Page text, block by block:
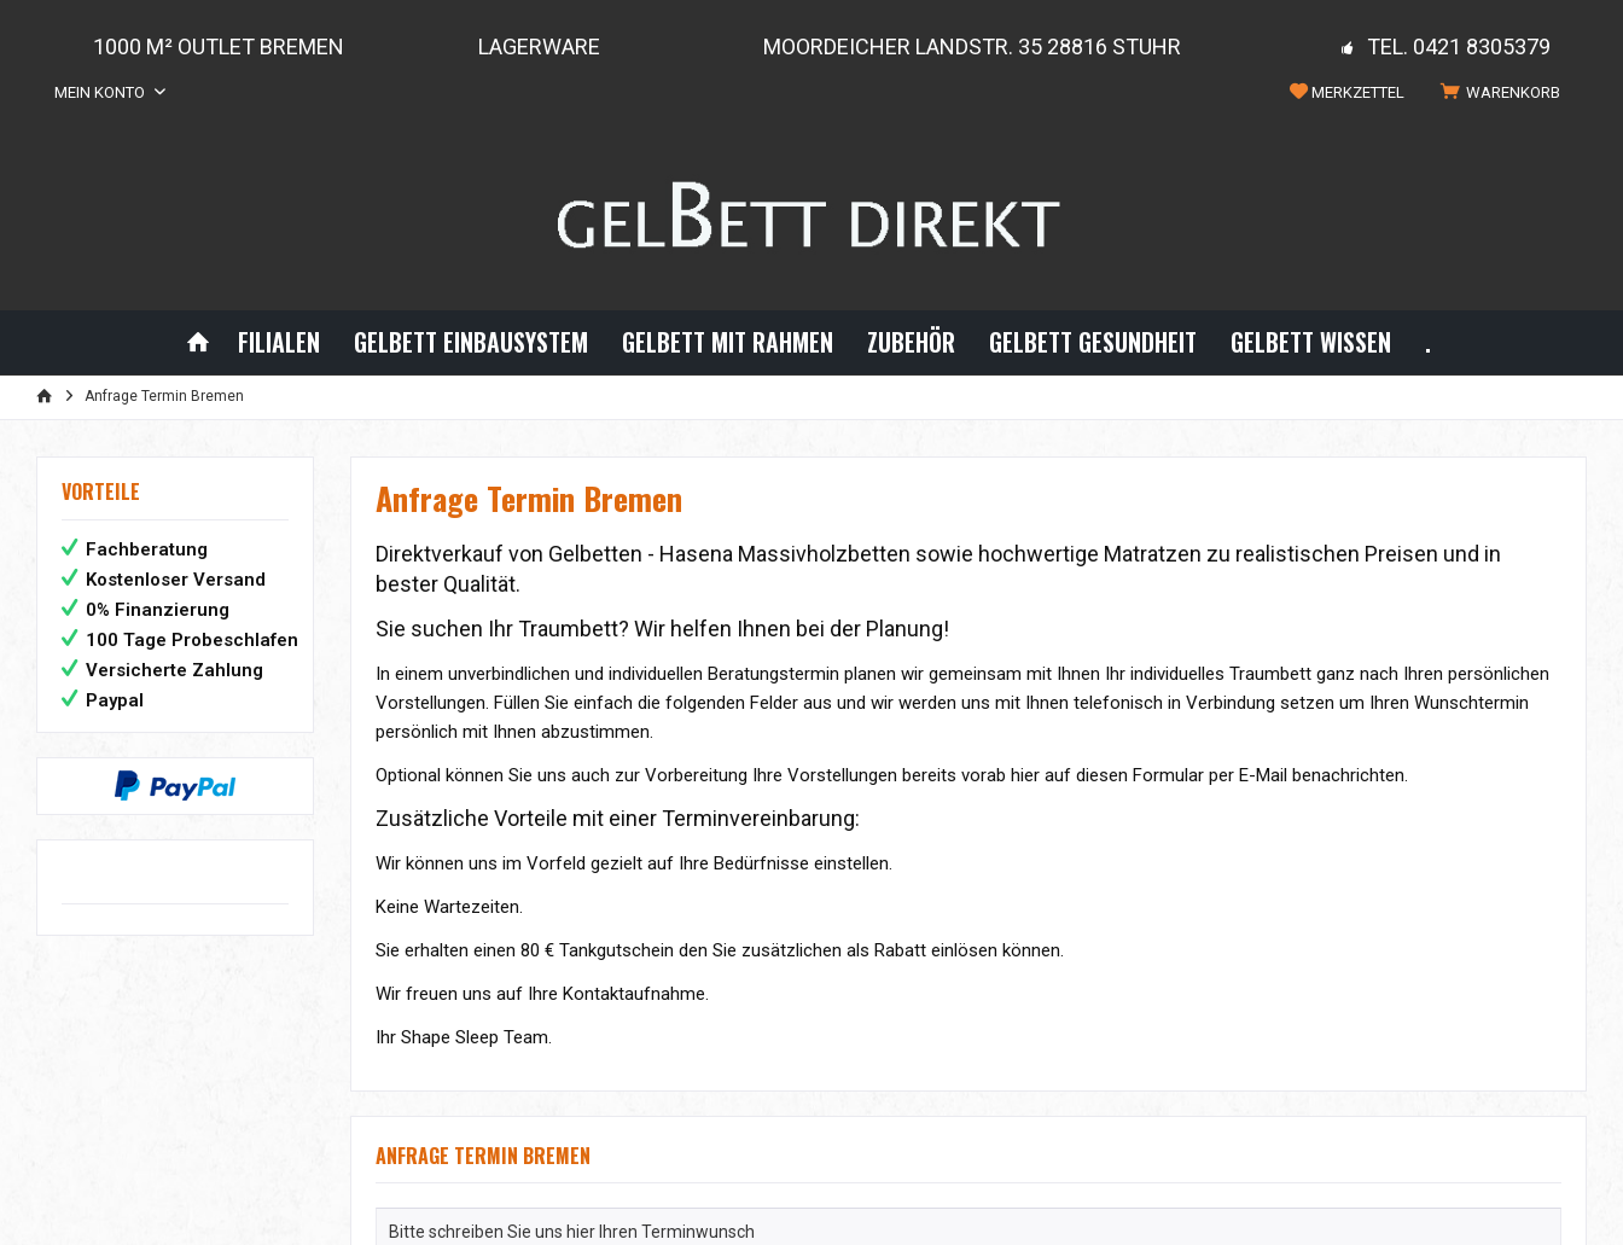
1000 M² OUTLET BREMEN LAGERWARE MOORDEICHER LANDSTR. 35 28816 STUHR TEL. 0421 8305379
WARENKORB
MERKZETTEL
MEIN KONTO
FILIALEN GELBETT EINBAUSYSTEM GELBETT MIT RAHMEN ZUBEHÖR GELBETT GESUNDHEIT GELBETT WISSEN .
Anfrage Termin Bremen
VORTEILE
Fachberatung
Kostenloser Versand
0% Finanzierung
100 Tage Probeschlafen
Versicherte Zahlung
Paypal
Anfrage Termin Bremen
Direktverkauf von Gelbetten - Hasena Massivholzbetten sowie hochwertige Matratzen zu realistischen Preisen und in
bester Qualität.
Sie suchen Ihr Traumbett? Wir helfen Ihnen bei der Planung!
In einem unverbindlichen und individuellen Beratungstermin planen wir gemeinsam mit Ihnen Ihr individuelles Traumbett ganz nach Ihren persönlichen
Vorstellungen. Füllen Sie einfach die folgenden Felder aus und wir werden uns mit Ihnen telefonisch in Verbindung setzen um Ihren Wunschtermin
persönlich mit Ihnen abzustimmen.
Optional können Sie uns auch zur Vorbereitung Ihre Vorstellungen bereits vorab hier auf diesen Formular per E-Mail benachrichten.
Zusätzliche Vorteile mit einer Terminvereinbarung:
Wir können uns im Vorfeld gezielt auf Ihre Bedürfnisse einstellen.
Keine Wartezeiten.
Sie erhalten einen 80 € Tankgutschein den Sie zusätzlichen als Rabatt einlösen können.
Wir freuen uns auf Ihre Kontaktaufnahme.
Ihr Shape Sleep Team.
ANFRAGE TERMIN BREMEN